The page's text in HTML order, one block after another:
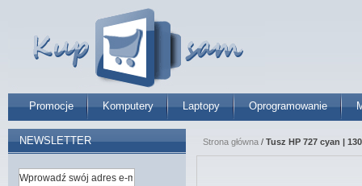
Promocje Komputery Laptopy Oprogramowanie
Strona główna / Tusz HP 727 cyan |
NEWSLETTER